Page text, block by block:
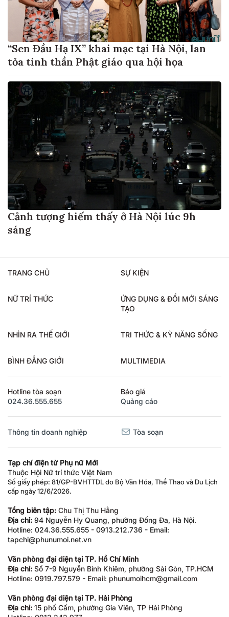
“Sen Đầu Hạ IX” khai mạc tại Hà Nội, lan
tỏa tinh thần Phật giáo qua hội họa
Cảnh tượng hiếm thấy ở Hà Nội lúc 9h
sáng
TRANG CHỦ SỰ KIỆN
NỮ TRÍ THỨC
ỨNG DỤNG & ĐỔI MỚI SÁNG
TẠO
NHÌN RA THẾ GIỚI TRI THỨC & KỸ NĂNG SỐNG
BÌNH ĐẲNG GIỚI MULTIMEDIA
Hotline tòa soạn
024.36.555.655
Báo giá
Quảng cáo
Thông tin doanh nghiệp Tòa soạn
Tạp chí điện tử Phụ nữ Mới
Thuộc Hội Nữ trí thức Việt Nam
Số giấy phép: 81/GP-BVHTTDL do Bộ Văn Hóa, Thể Thao và Du Lịch
cấp ngày 12/6/2026.
Tổng biên tập: Chu Thị Thu Hằng
Địa chỉ: 94 Nguyễn Hy Quang, phường Đống Đa, Hà Nội.
Hotline: 024.36.555.655 - 0913.212.736 - Email:
tapchi@phunumoi.net.vn
Văn phòng đại diện tại TP. Hồ Chí Minh
Địa chỉ: Số 7-9 Nguyễn Bỉnh Khiêm, phường Sài Gòn, TP.HCM
Hotline: 0919.797.579 - Email: phunumoihcm@gmail.com
Văn phòng đại diện tại TP. Hải Phòng
Địa chỉ: 15 phố Cấm, phường Gia Viên, TP Hải Phòng